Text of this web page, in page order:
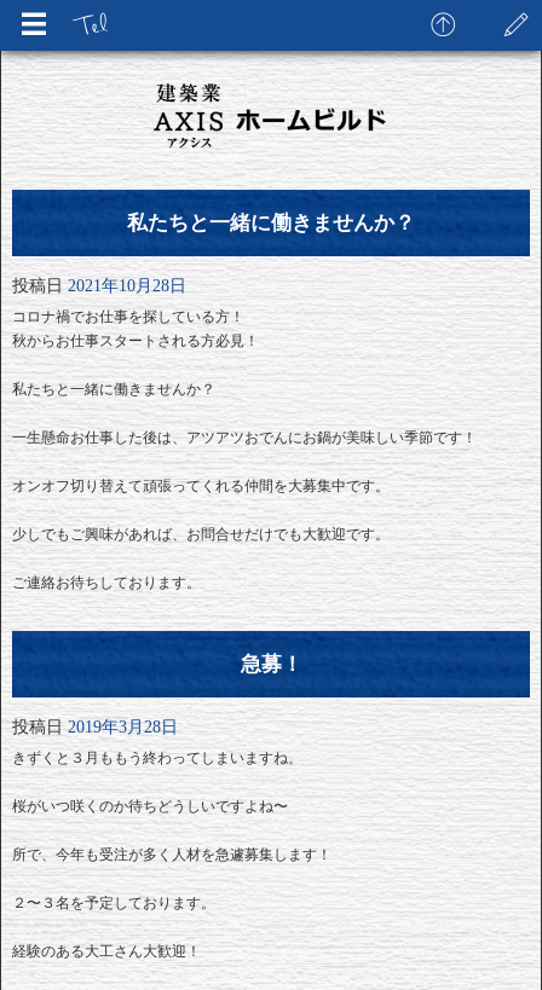
私たちと一緒に働きませんか？
投稿日 2021年10月28日
コロナ禍でお仕事を探している方！
秋からお仕事スタートされる方必見！
私たちと一緒に働きませんか？
一生懸命お仕事した後は、アツアツおでんにお鍋が美味しい季節です！
オンオフ切り替えて頑張ってくれる仲間を大募集中です。
少しでもご興味があれば、お問合せだけでも大歓迎です。
ご連絡お待ちしております。
急募！
投稿日 2019年3月28日
きずくと３月ももう終わってしまいますね。
桜がいつ咲くのか待ちどうしいですよね〜
所で、今年も受注が多く人材を急遽募集します！
２〜３名を予定しております。
経験のある大工さん大歓迎！